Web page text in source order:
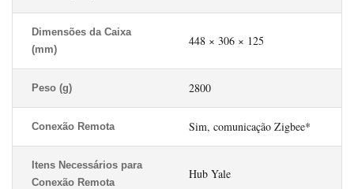
Dimensões da Caixa
(mm)
448 × 306 × 125
Peso (g) 2800
Conexão Remota Sim, comunicação Zigbee*
Itens Necessários para
Conexão Remota
Hub Yale